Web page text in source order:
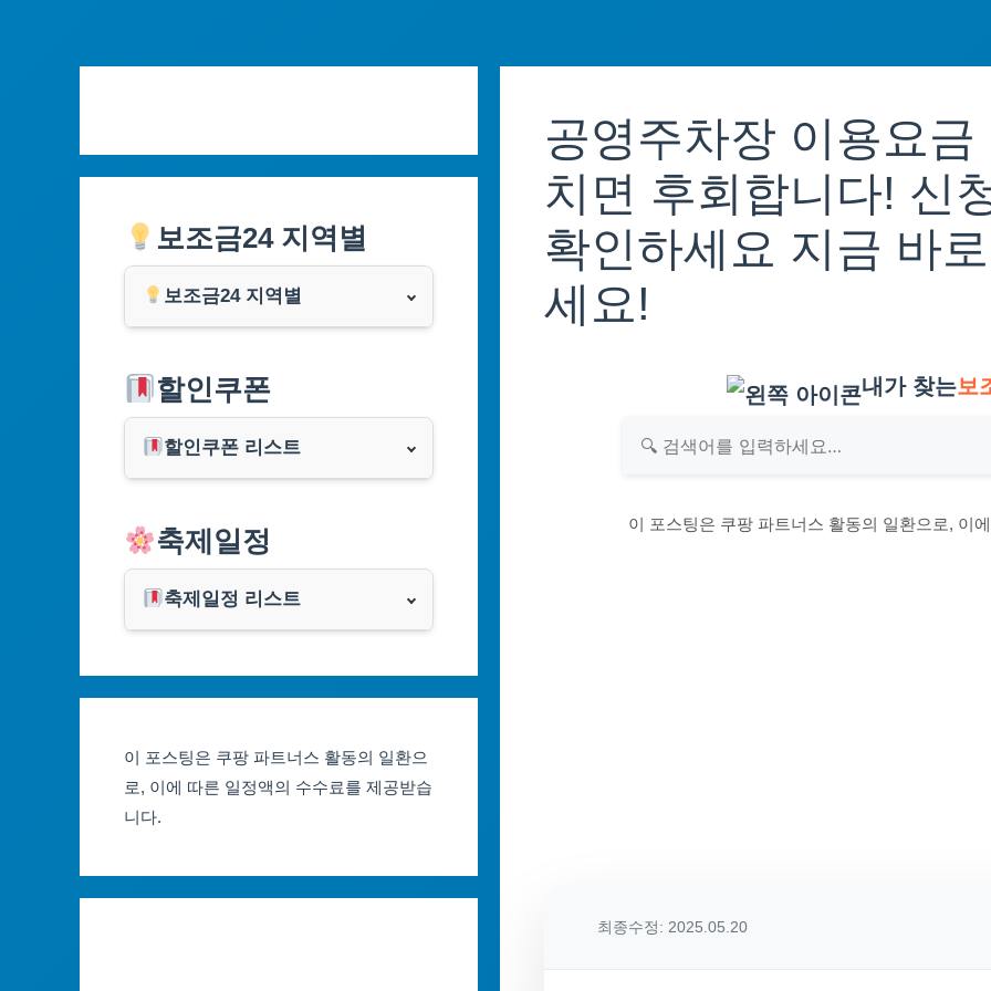
공영주차장 이용요
치면 후회합니다! 신
확인하세요 지금 바
세요!
내가 찾는보
이 포스팅은 쿠팡 파트너스 활동의 일환으로, 이
최종수정: 2025.05.20
보조금24 지역별
보조금24 지역별
부산광역시
대구광역시
인천광역시
광주광역시
세종특별자치시
강원도
할인쿠폰
할인쿠폰 리스트
쿠팡
클룩
축제일정
축제일정 리스트
대구축제 일정
광주축제 일정
이 포스팅은 쿠팡 파트너스 활동의 일환으
로, 이에 따른 일정액의 수수료를 제공받습
니다.